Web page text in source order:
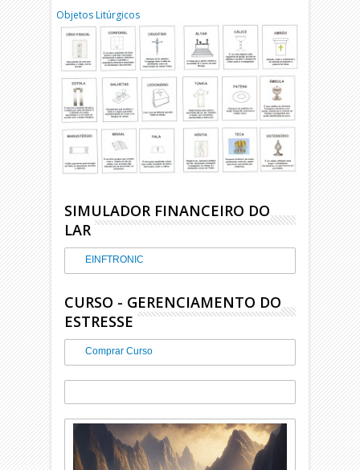
Objetos Litúrgicos
SIMULADOR FINANCEIRO DO
LAR
EINFTRONIC
CURSO - GERENCIAMENTO DO
ESTRESSE
Comprar Curso